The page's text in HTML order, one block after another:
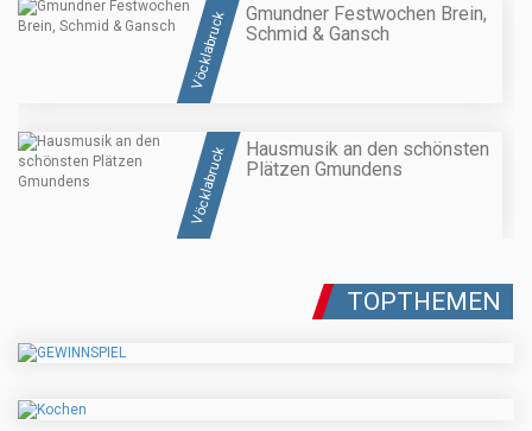
Vöcklabruck
Gmundner Festwochen Brein,
Schmid & Gansch
Vöcklabruck
Hausmusik an den schönsten
Plätzen Gmundens
TOPTHEMEN